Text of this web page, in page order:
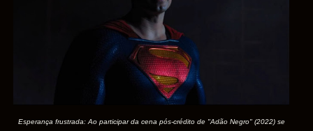
Esperança frustrada: Ao participar da cena pós-crédito de "Adão Negro" (2022) se